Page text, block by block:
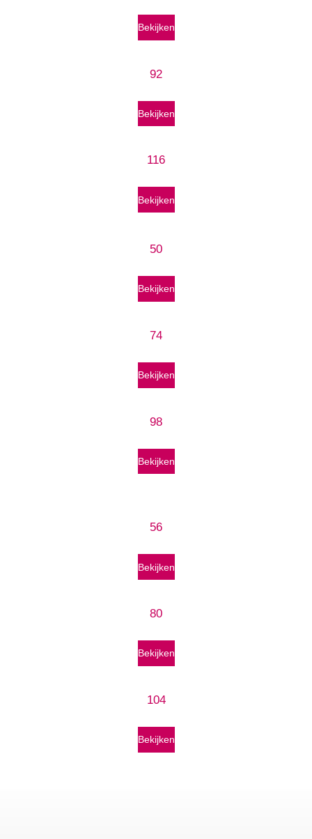
Bekijken
92
Bekijken
116
Bekijken
50
Bekijken
74
Bekijken
98
Bekijken
56
Bekijken
80
Bekijken
104
Bekijken